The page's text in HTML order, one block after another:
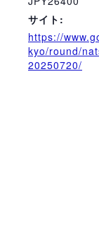
サイト:
https://
kyo/round/
20250720/